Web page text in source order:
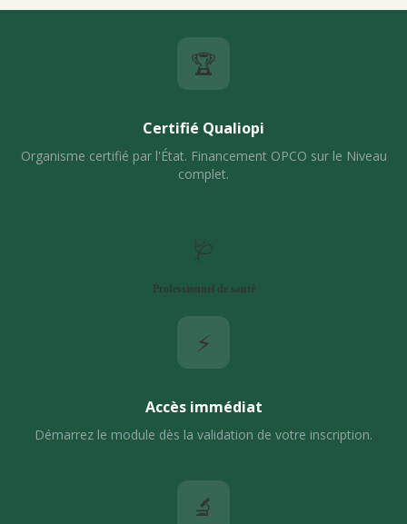
🏆
Certifié Qualiopi
Organisme certifié par l'État. Financement OPCO sur le Niveau
complet.
🩺
Professionnel de santé
⚡
Accès immédiat
Démarrez le module dès la validation de votre inscription.
🔬